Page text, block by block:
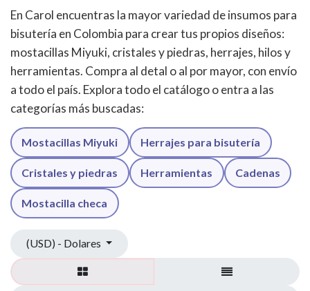
En Carol encuentras la mayor variedad de insumos para
bisutería en Colombia para crear tus propios diseños:
mostacillas Miyuki, cristales y piedras, herrajes, hilos y
herramientas. Compra al detal o al por mayor, con envío
a todo el país. Explora todo el catálogo o entra a las
categorías más buscadas:
Mostacillas Miyuki Herrajes para bisutería
Cristales y piedras Herramientas Cadenas
Mostacilla checa
(USD) - Dolares